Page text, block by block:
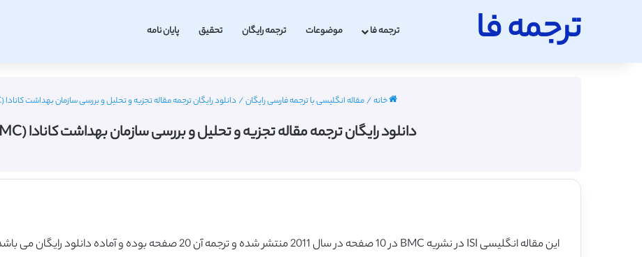
ترجمه فا ترجمه فا موضوعات ترجمه رایگان تحقیق پایان نامه
خانه/مقاله انگلیسی با ترجمه فارسی رایگان/ دانلود رایگان ترجمه مقاله تجزیه و تحلیل و بررسی سازمان بهداشت کانادا (BMC سال 2011)
دانلود رایگان ترجمه مقاله تجزیه و تحلیل و بررسی سازمان بهداشت کانادا (BMC سال 2011)
این مقاله انگلیسی ISI در نشریه BMC در 10 صفحه در سال 2011 منتشر شده و ترجمه آن 20 صفحه بوده و آماده دانلود رایگان می باشد.